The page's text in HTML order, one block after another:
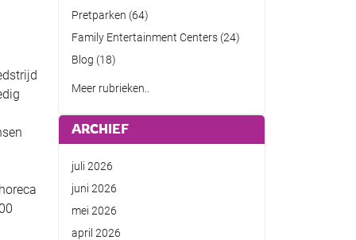
Pretparken (64)
Family Entertainment Centers (24)
Blog (18)
Meer rubrieken..
ARCHIEF
juli 2026
juni 2026
mei 2026
april 2026